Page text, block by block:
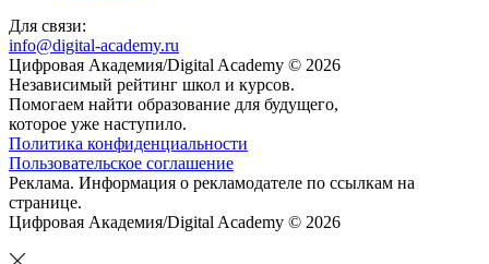
Для связи:
info@digital-academy.ru
Цифровая Академия/Digital Academy © 2026
Независимый рейтинг школ и курсов.
Помогаем найти образование для будущего,
которое уже наступило.
Политика конфиденциальности
Пользовательское соглашение
Реклама. Информация о рекламодателе по ссылкам на
странице.
Цифровая Академия/Digital Academy © 2026